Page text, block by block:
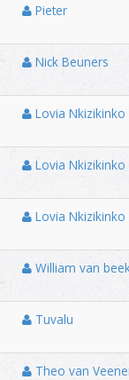
Pieter
Nick Beuners
Lovia Nkizikinko
Lovia Nkizikinko
Lovia Nkizikinko
William van
Tuvalu
Theo van